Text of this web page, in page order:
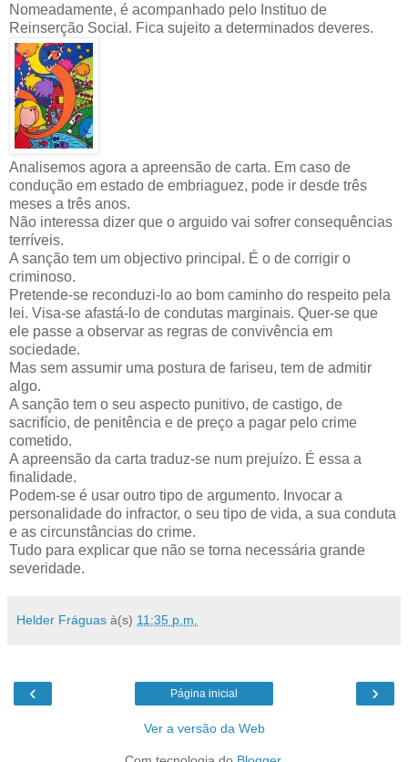
Nomeadamente, é acompanhado pelo Instituo de
Reinserção Social. Fica sujeito a determinados deveres.
Analisemos agora a apreensão de carta. Em caso de
condução em estado de embriaguez, pode ir desde três
meses a três anos.
Não interessa dizer que o arguido vai sofrer consequências
terríveis.
A sanção tem um objectivo principal. É o de corrigir o
criminoso.
Pretende-se reconduzi-lo ao bom caminho do respeito pela
lei. Visa-se afastá-lo de condutas marginais. Quer-se que
ele passe a observar as regras de convivência em
sociedade.
Mas sem assumir uma postura de fariseu, tem de admitir
algo.
A sanção tem o seu aspecto punitivo, de castigo, de
sacrifício, de penitência e de preço a pagar pelo crime
cometido.
A apreensão da carta traduz-se num prejuízo. É essa a
finalidade.
Podem-se é usar outro tipo de argumento. Invocar a
personalidade do infractor, o seu tipo de vida, a sua conduta
e as circunstâncias do crime.
Tudo para explicar que não se torna necessária grande
severidade.
Helder Fráguas à(s) 11:35 p.m.
‹ ›
Página inicial
Ver a versão da Web